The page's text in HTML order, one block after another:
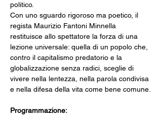
politico.
Con uno sguardo rigoroso ma poetico, il
regista Maurizio Fantoni Minnella
restituisce allo spettatore la forza di una
lezione universale: quella di un popolo che,
contro il capitalismo predatorio e la
globalizzazione senza radici, sceglie di
vivere nella lentezza, nella parola condivisa
e nella difesa della vita come bene comune.
Programmazione: